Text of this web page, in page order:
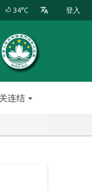
34°C 登入
连结